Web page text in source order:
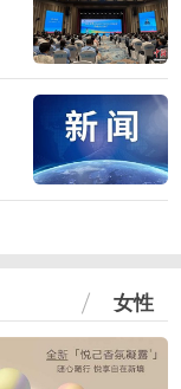
女性